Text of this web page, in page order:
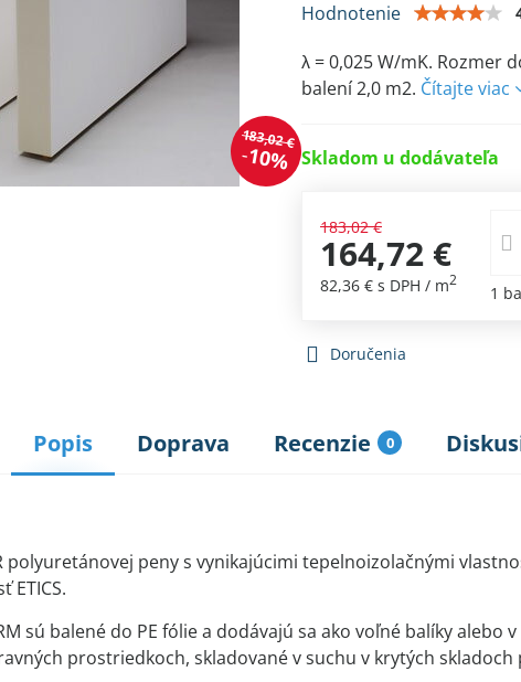
183,02 €
10%
Hodnotenie
λ = 0,025 W/mK. Rozmer
balení 2,0 m2. Čítajte viac
Skladom u dodávateľa
183,02 €
164,72 €
82,36 € s DPH / m2
1
Doručenia
Popis Doprava Recenzie 0
polyuretánovej peny s vynikajúcimi tepelnoizolačnými
ETICS.
sú balené do PE fólie a dodávajú sa ako voľné balíky
prostriedkoch, skladované v suchu v krytých skladoch